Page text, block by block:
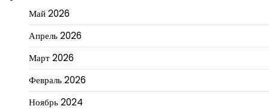
Май 2026
Апрель 2026
Март 2026
Февраль 2026
Ноябрь 2024